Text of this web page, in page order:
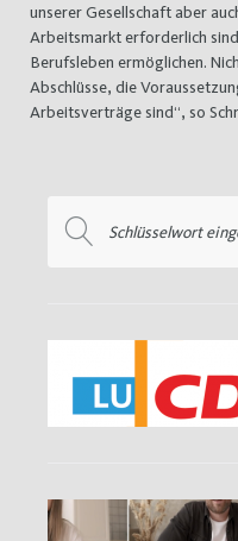
unserer Gesellschaft aber
Arbeitsmarkt erforderlich
Berufsleben ermöglichen.
Abschlüsse, die
Arbeitsverträge sind“, so
nach: